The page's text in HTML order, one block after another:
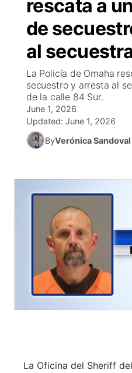
EEUU
Tiroteos
México
Internacional
Conflicto Rusia
Deportes
Telemundo Noticias
Inmigración
Bienvenido al Fin de
Concursos
Reglas de Concursos
Tu Canal
Programcion
Veo Telemundo
El Tiempo
Cancelaciones
Contacto
Region: Central
rescata a
de
al
La Policía de Omaha
secuestro y arresta al
de la calle 84 Sur.
June 1, 2026
Updated: June 1, 2026
ByVerónica Sandoval
La Oficina del Sheriff